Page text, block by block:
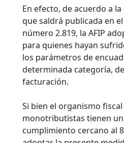
En efecto, de acuerdo a
que saldrá publicada en
número 2.819, la AFIP
para quienes hayan
los parámetros de
determinada categoría,
facturación.
Si bien el organismo
monotributistas tienen
cumplimiento cercano al